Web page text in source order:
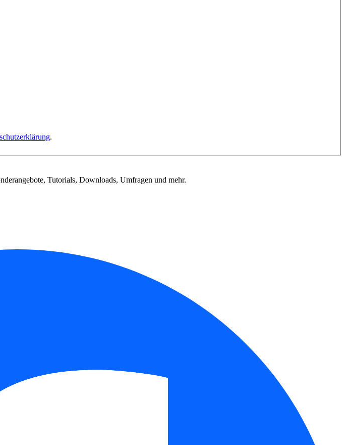
.
Tutorials, Downloads, Umfragen und mehr.